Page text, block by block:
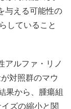
与える可能性の
していること
アルファ・リノ
対照群のマウ
果から、腫瘍組
ズの縮小と関